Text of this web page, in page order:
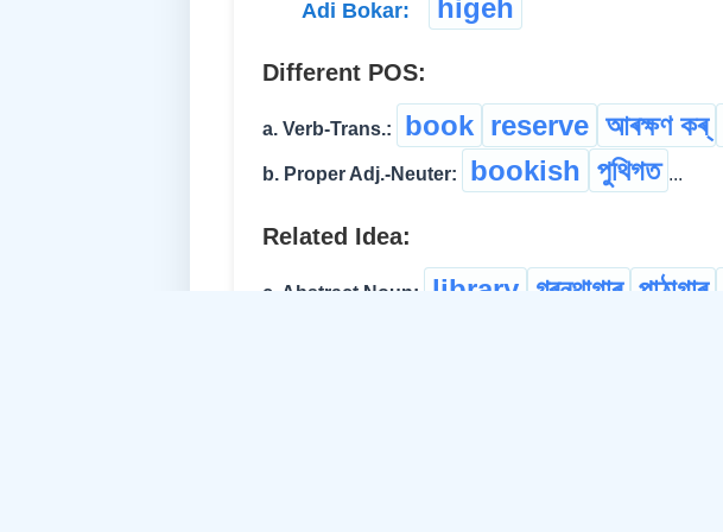
Adi Bokar: higeh
Different POS:
a. Verb-Trans.: book reserve আৰক্ষণ কৰ্
b. Proper Adj.-Neuter: bookish পুথিগত ...
Related Idea:
c. Abstract Noun: library গ্ৰন্থাগাৰ পাঠাগাৰ